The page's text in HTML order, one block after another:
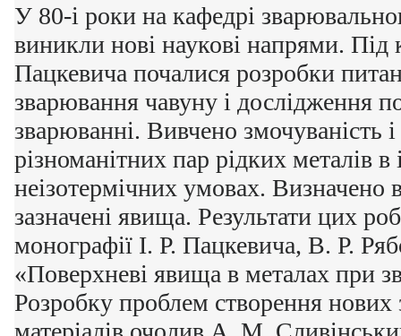
У 80-і роки на кафедрі
виникли нові наукові напрями. Під
Пацкевича почалися розробки
зварювання чавуну і дослідження
зварюванні. Вивчено змочуваність і
різноманітних пар рідких металів в
неізотермічних умовах. Визначено
зазначені явища. Результати цих
монографії І. Р. Пацкевича, В. Р.
«Поверхневі явища в металах при
Розробку проблем створення